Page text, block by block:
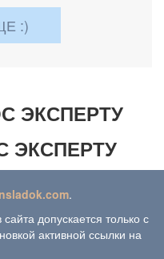
:)
ЭКСПЕРТУ
.
допускается только с
активной ссылки на